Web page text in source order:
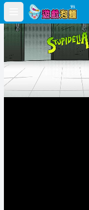
Open main menu